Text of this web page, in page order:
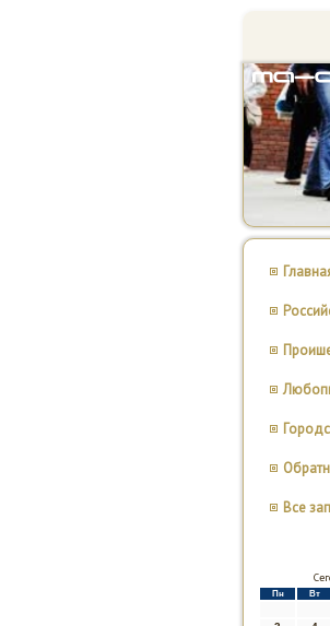
Все
Пн Вт